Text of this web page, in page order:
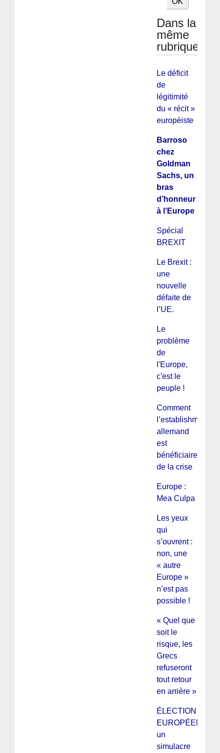
Dans la
même
rubrique
Le déficit
de
légitimité
du « récit »
européiste
Barroso
chez
Goldman
Sachs, un
bras
d’honneur
à l’Europe
Spécial
BREXIT
Le Brexit :
une
nouvelle
défaite de
l’UE.
Le
problème
de
l'Europe,
c'est le
peuple !
Comment
l’establishment
allemand
est
bénéficiaire
de la crise
Europe :
Mea Culpa
Les yeux
qui
s’ouvrent :
non, une
« autre
Europe »
n’est pas
possible !
« Quel que
soit le
risque, les
Grecs
refuseront
tout retour
en arrière »
ÉLECTION
EUROPÉENNES
un
simulacre